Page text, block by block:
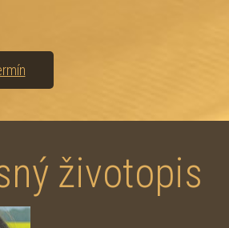
životopis